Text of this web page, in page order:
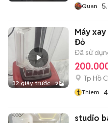
Quan
32 giây trước 2
Máy
Đỏ
Đã sử
Tp Hồ
t Thiem
studio